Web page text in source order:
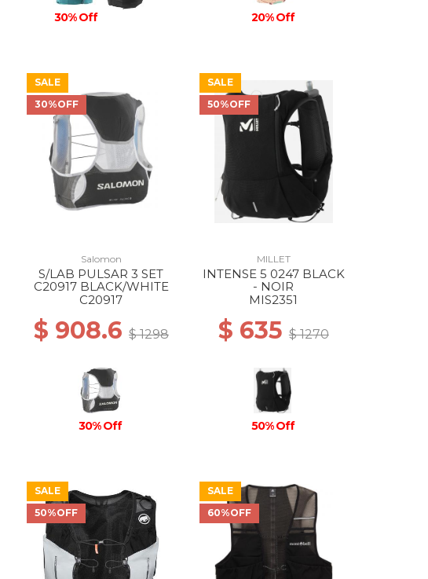
30% Off 20% Off
SALE
30%OFF
Salomon
S/LAB PULSAR 3 SET
C20917 BLACK/WHITE
C20917
$ 908.6 $ 1298
30% Off
SALE
50%OFF
MILLET
INTENSE 5 0247 BLACK
- NOIR
MIS2351
$ 635 $ 1270
50% Off
SALE
50%OFF
SALE
60%OFF